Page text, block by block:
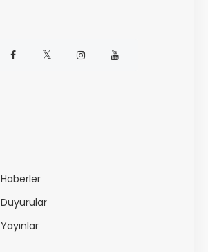
𝕏
Haberler
Duyurular
Yayınlar